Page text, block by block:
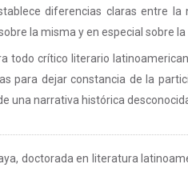
diferencias claras entre
la misma y en especial sobre
todo crítico literario
para dejar constancia de la
una narrativa histórica
doctorada en literatura